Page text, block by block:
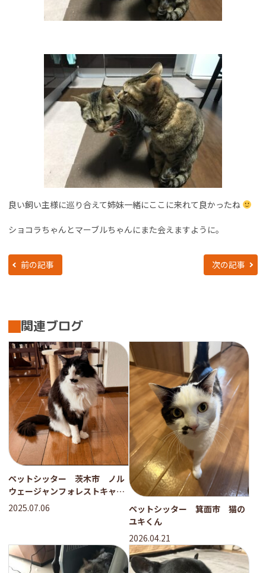
良い飼い主様に巡り合えて姉妹一緒にここに来れて良かったね
ショコラちゃんとマーブルちゃんにまた会えますように。
前の記事 次の記事
関連ブログ
ペットシッター 茨木市 ノル
ウェージャンフォレストキャッ
ト ジュードくん
2025.07.06
ペットシッター 箕面市 猫の
ユキくん
2026.04.21